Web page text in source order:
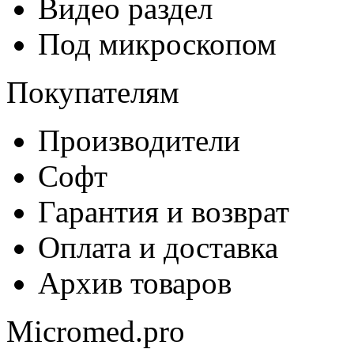
Видео раздел
Под микроскопом
Покупателям
Производители
Софт
Гарантия и возврат
Оплата и доставка
Архив товаров
Micromed.pro